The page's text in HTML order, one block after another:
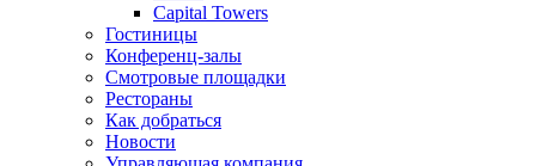
Capital Towers
Гостиницы
Конференц-залы
Смотровые площадки
Рестораны
Как добраться
Новости